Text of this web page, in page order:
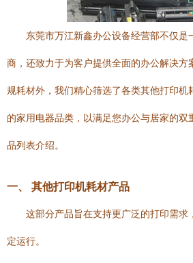
东莞市万江新鑫办公设备经营部不仅是
商，还致力于为客户提供全面的办公解决方
规耗材外，我们精心筛选了各类其他打印机
的家用电器品类，以满足您办公与居家的双
品列表介绍。
一、 其他打印机耗材产品
这部分产品旨在支持更广泛的打印需求
定运行。